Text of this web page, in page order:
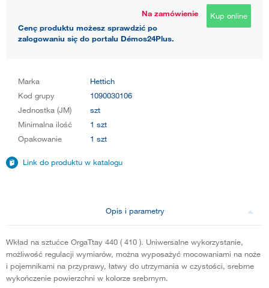
Na zamówienie
Cenę produktu możesz sprawdzić po
zalogowaniu się do portalu Démos24Plus.
Kup online
Marka
Hettich
Kod grupy
1090030106
Jednostka (JM)
szt
Minimalna ilość
1 szt
Opakowanie
1 szt
Link do produktu w katalogu
Opis i parametry
Wkład na sztućce OrgaTtay 440 ( 410 ). Uniwersalne wykorzystanie,
możliwość regulacji wymiarów, można wyposażyć mocowaniami na noże
i pojemnikami na przyprawy, łatwy do utrzymania w czystości, srebrne
wykończenie powierzchni w kolorze srebrnym.